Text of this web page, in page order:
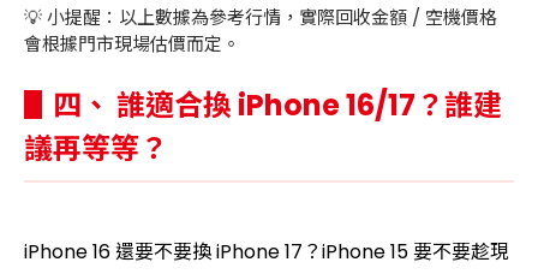
💡 小提醒：以上數據為參考行情，實際回收金額 / 空機價格
會根據門市現場估價而定。
▋四、 誰適合換 iPhone 16/17？誰建
議再等等？
iPhone 16 還要不要換 iPhone 17？iPhone 15 要不要趁現